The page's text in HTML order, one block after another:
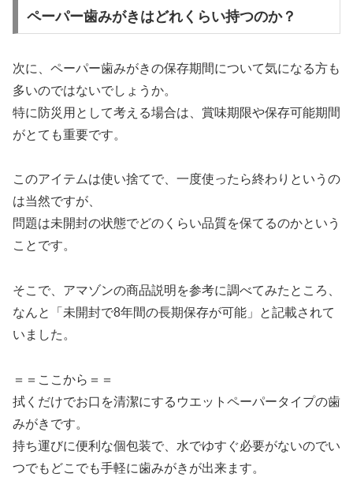
ペーパー歯みがきはどれくらい持つのか？
次に、ペーパー歯みがきの保存期間について気になる方も
多いのではないでしょうか。
特に防災用として考える場合は、賞味期限や保存可能期間
がとても重要です。
このアイテムは使い捨てで、一度使ったら終わりというの
は当然ですが、
問題は未開封の状態でどのくらい品質を保てるのかという
ことです。
そこで、アマゾンの商品説明を参考に調べてみたところ、
なんと「未開封で8年間の長期保存が可能」と記載されて
いました。
＝＝ここから＝＝
拭くだけでお口を清潔にするウエットペーパータイプの歯
みがきです。
持ち運びに便利な個包装で、水でゆすぐ必要がないのでい
つでもどこでも手軽に歯みがきが出来ます。